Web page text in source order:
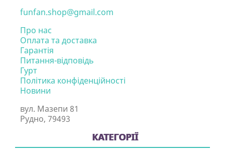
funfan.shop@gmail.com
Про нас
Оплата та доставка
Гарантія
Питання-відповідь
Гурт
Політика конфіденційності
Новини
вул. Мазепи 81
Рудно, 79493
КАТЕГОРІЇ